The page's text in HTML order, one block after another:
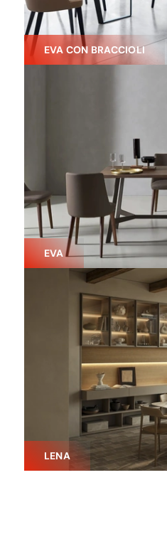
EVA CON BRACCIOLI
EVA
LENA